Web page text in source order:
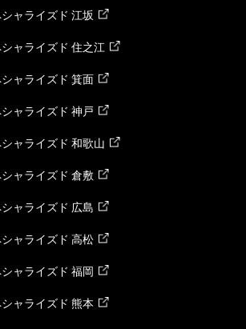
ャライズド 江坂
ャライズド 住之江
ャライズド 箕面
ャライズド 神戸
ャライズド 和歌山
ャライズド 倉敷
ャライズド 広島
ャライズド 高松
ャライズド 福岡
ャライズド 熊本